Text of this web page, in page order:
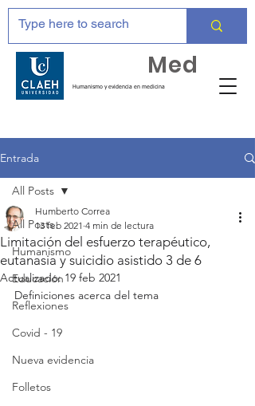
Humanismo y evidencia en medicina
Med
Entrada
All Posts
Humanismo
Educación
Reflexiones
Covid - 19
Nueva evidencia
Folletos
All Posts
Limitación del esfuerzo terapéutico,
eutanasia y suicidio asistido 3 de 6
Humberto Correa
13 feb 2021 4 min de lectura
Actualizado:19 feb 2021
Definiciones acerca del tema